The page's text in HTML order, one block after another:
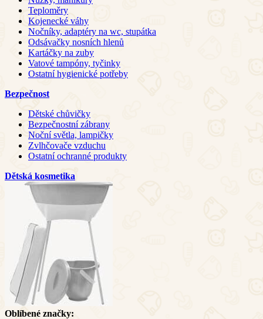
Teploměry
Kojenecké váhy
Nočníky, adaptéry na wc, stupátka
Odsávačky nosních hlenů
Kartáčky na zuby
Vatové tampóny, tyčinky
Ostatní hygienické potřeby
Bezpečnost
Dětské chůvičky
Bezpečnostní zábrany
Noční světla, lampičky
Zvlhčovače vzduchu
Ostatní ochranné produkty
Dětská kosmetika
Oblíbené značky: